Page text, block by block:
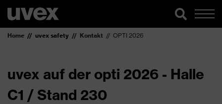
Home uvex safety Kontakt OPTI 2026
uvex auf der opti 2026 - Halle
C1 / Stand 230